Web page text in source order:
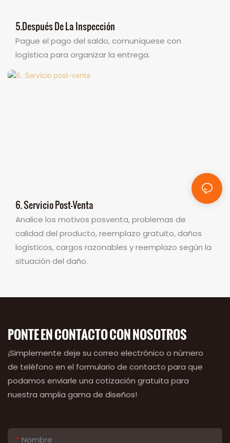
5.Después De La Inspección
Pague el pago del saldo, comuníquese con
logística para organizar la entrega.
6. Servicio Post-Venta
Analice los motivos posventa, problemas de
calidad del producto, reemplazo gratuito, daños
logísticos, cargos razonables y reemplazo según la
situación del daño.
PONTE EN CONTACTO CON NOSOTROS
¡Simplemente deje su correo electrónico o número
de teléfono en el formulario de contacto para que
podamos enviarle una cotización gratuita para
nuestra amplia gama de diseños!
Nombre